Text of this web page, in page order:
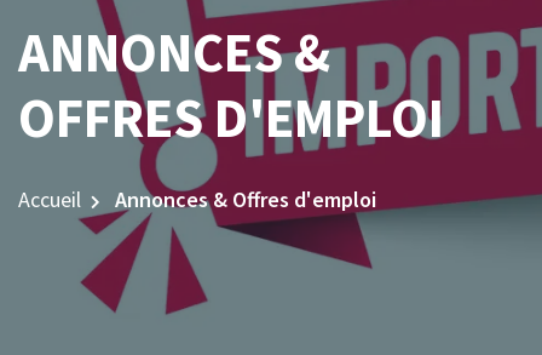
ANNONCES &
OFFRES D'EMPLOI
Accueil Annonces & Offres d'emploi